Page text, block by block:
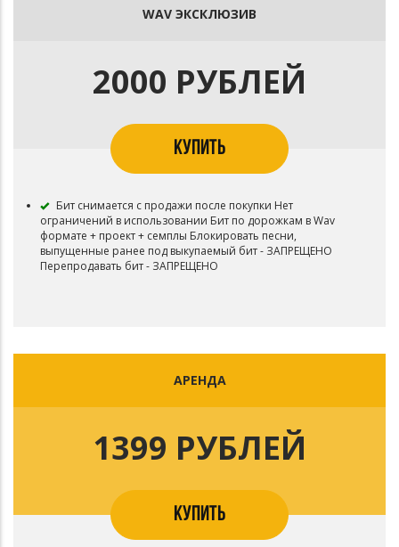
WAV ЭКСКЛЮЗИВ
2000 РУБЛЕЙ
КУПИТЬ
Бит снимается с продажи после покупки Нет
ограничений в использовании Бит по дорожкам в Wav
формате + проект + семплы Блокировать песни,
выпущенные ранее под выкупаемый бит - ЗАПРЕЩЕНО
Перепродавать бит - ЗАПРЕЩЕНО
АРЕНДА
1399 РУБЛЕЙ
КУПИТЬ